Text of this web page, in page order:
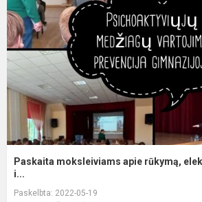
Paskaita moksleiviams apie rūkymą,
i...
Paskelbta: 2022-05-19